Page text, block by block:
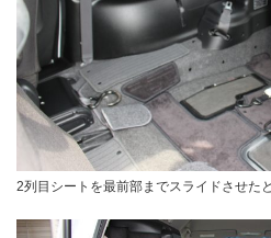
2列目シートを最前部までスライドさせた